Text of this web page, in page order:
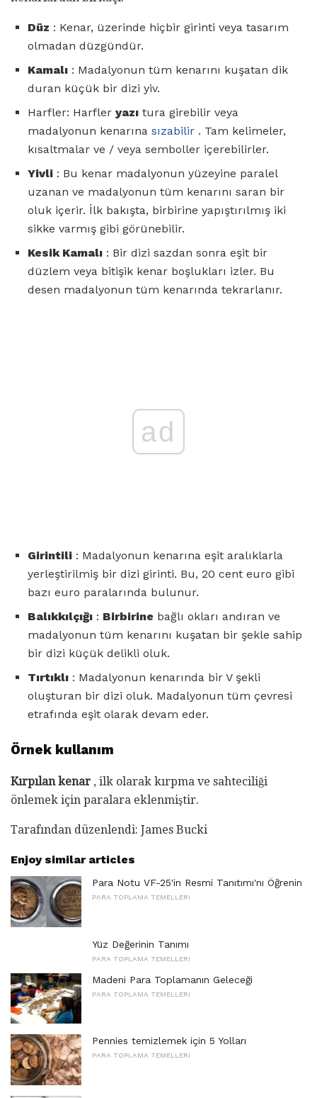
Düz : Kenar, üzerinde hiçbir girinti veya tasarım
olmadan düzgündür.
Kamalı : Madalyonun tüm kenarını kuşatan dik
duran küçük bir dizi yiv.
Harfler: Harfler yazı tura girebilir veya
madalyonun kenarına sızabilir . Tam kelimeler,
kısaltmalar ve / veya semboller içerebilirler.
Yivli : Bu kenar madalyonun yüzeyine paralel
uzanan ve madalyonun tüm kenarını saran bir
oluk içerir. İlk bakışta, birbirine yapıştırılmış iki
sikke varmış gibi görünebilir.
Kesik Kamalı : Bir dizi sazdan sonra eşit bir
düzlem veya bitişik kenar boşlukları izler. Bu
desen madalyonun tüm kenarında tekrarlanır.
ad
Girintili : Madalyonun kenarına eşit aralıklarla
yerleştirilmiş bir dizi girinti. Bu, 20 cent euro gibi
bazı euro paralarında bulunur.
Balıkkılçığı : Birbirine bağlı okları andıran ve
madalyonun tüm kenarını kuşatan bir şekle sahip
bir dizi küçük delikli oluk.
Tırtıklı : Madalyonun kenarında bir V şekli
oluşturan bir dizi oluk. Madalyonun tüm çevresi
etrafında eşit olarak devam eder.
Örnek kullanım
Kırpılan kenar , ilk olarak kırpma ve sahteciliği
önlemek için paralara eklenmiştir.
Tarafından düzenlendi: James Bucki
Enjoy similar articles
Para Notu VF-25'in Resmi Tanıtımı'nı Öğrenin
PARA TOPLAMA TEMELLERI
Yüz Değerinin Tanımı
PARA TOPLAMA TEMELLERI
Madeni Para Toplamanın Geleceği
PARA TOPLAMA TEMELLERI
Pennies temizlemek için 5 Yolları
PARA TOPLAMA TEMELLERI